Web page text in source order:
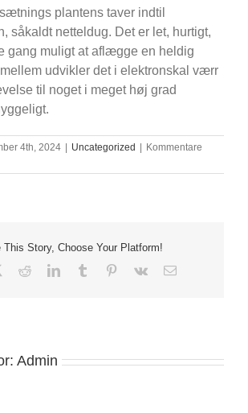
plantens taver indtil
såkaldt netteldug. Det er let, hurtigt,
gang muligt at aflægge en heldig
udvikler det i elektronskal værr
til noget i meget høj grad
4th, 2024 Uncategorized
Kommentare
This Story, Choose Your Platform!
RedditLinkedInTumblr Pinterest
Vk
E-
Admin